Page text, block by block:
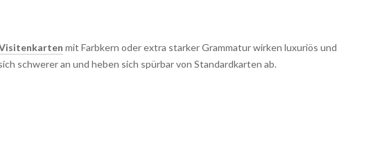
mit Farbkern oder extra starker Grammatur wirken luxuriös und
schwerer an und heben sich spürbar von Standardkarten ab.